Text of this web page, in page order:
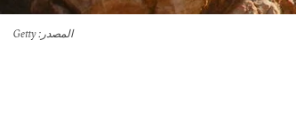
المصدر : Getty